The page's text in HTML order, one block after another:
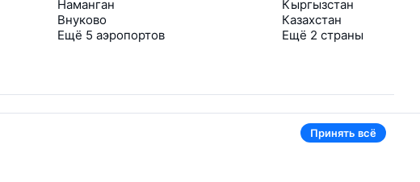
Наманган
Внуково
Ещё 5 аэропортов
Кыргызстан
Казахстан
Ещё 2 страны
Принять всё